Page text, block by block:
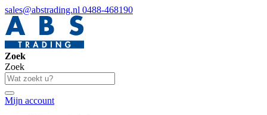
sales@abstrading.nl 0488-468190
Zoek
Zoek
Mijn account